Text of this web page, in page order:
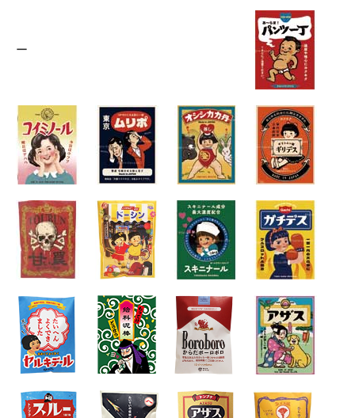
プライバシーポリシーを確認しました。
ー